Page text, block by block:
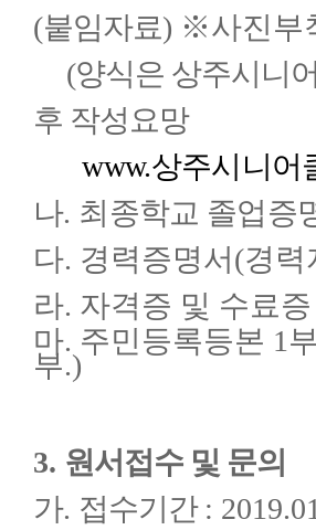
(붙임자료) ※사진부
(양식은 상주시니
후 작성요망
www.상주시니어
나. 최종학교 졸업증
다. 경력증명서 (경력
라. 자격증 및 수료
마. 주민등록등본 1
부.)
3. 원서접수 및 문의
가. 접수기간 :